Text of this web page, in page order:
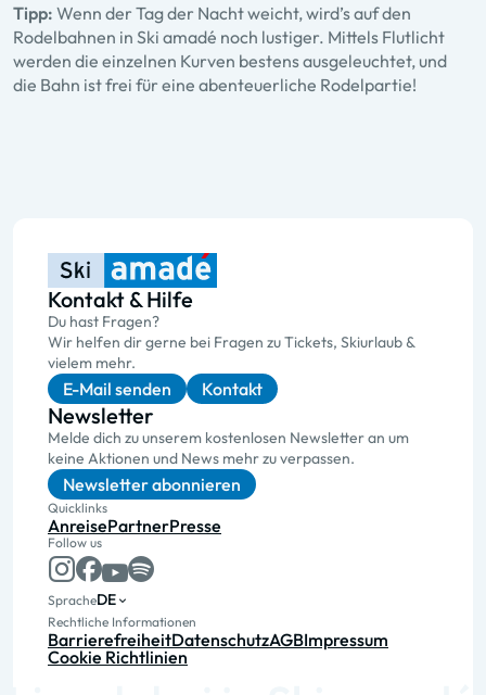
Tipp: Wenn der Tag der Nacht weicht, wird’s auf den
Rodelbahnen in Ski amadé noch lustiger. Mittels Flutlicht
werden die einzelnen Kurven bestens ausgeleuchtet, und
die Bahn ist frei für eine abenteuerliche Rodelpartie!
Kontakt & Hilfe
Du hast Fragen?
Wir helfen dir gerne bei Fragen zu Tickets, Skiurlaub &
vielem mehr.
E-Mail senden Kontakt
Newsletter
Melde dich zu unserem kostenlosen Newsletter an um
keine Aktionen und News mehr zu verpassen.
Newsletter abonnieren
Quicklinks
AnreisePartnerPresse
Follow us
SpracheDE
Rechtliche Informationen
BarrierefreiheitDatenschutzAGBImpressum
Cookie Richtlinien